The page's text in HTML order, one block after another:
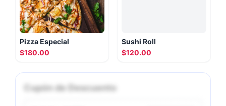
Pizza Especial
$180.00
Sushi Roll
$120.00
Cupón de Descuento